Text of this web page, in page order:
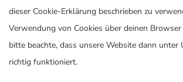
dieser Cookie-Erklärung beschrieben zu
Verwendung von Cookies über deinen Browser
bitte beachte, dass unsere Website dann unter
richtig funktioniert.